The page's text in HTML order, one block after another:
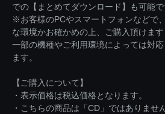
での【まとめてダウンロード】も可能で
※お客様のPCやスマートフォンなどで
な環境かお確かめの上、ご購入頂けます
一部の機種やご利用環境によっては対
ます。
【ご購入について】
・表示価格は税込価格となります。
・こちらの商品は「CD」ではありませ